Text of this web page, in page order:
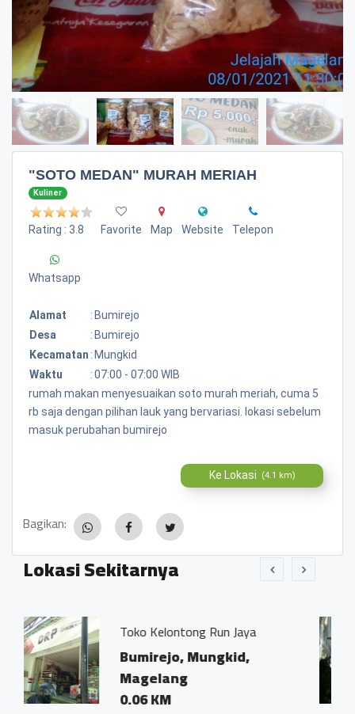
"SOTO MEDAN" MURAH MERIAH
Kuliner
Rating : 3.8 Favorite Map Website Telepon
Whatsapp
Alamat : Bumirejo
Desa
: Bumirejo
Kecamatan : Mungkid
Waktu
:07:00 - 07:00 WIB
rumah makan menyesuaikan soto murah meriah, cuma 5
rb saja dengan pilihan lauk yang bervariasi. lokasi sebelum
masuk perubahan bumirejo
Ke Lokasi (4.1 km)
Bagikan:
Lokasi Sekitarnya
Run Jaya
Mungkid,
Kantor
Ivo Marius, SH"
Bumirejo,
Magelang